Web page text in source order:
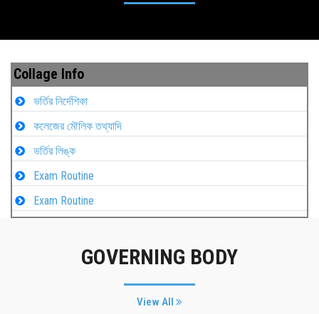
Collage Info
ভর্তির নির্দেশিকা
কলেজের মৌলিক তথ্যাদি
ভর্তির লিঙ্ক
Exam Routine
Exam Routine
GOVERNING BODY
View All